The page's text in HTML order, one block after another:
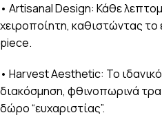
• Artisanal Design: Κάθε
χειροποίητη, καθιστώντας το
piece.
• Harvest Aesthetic: Το
διακόσμηση, φθινοπωρινά
δώρο “ευχαριστίας”.